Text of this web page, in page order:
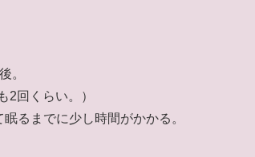
。
2回くらい。）
るまでに少し時間がかかる。